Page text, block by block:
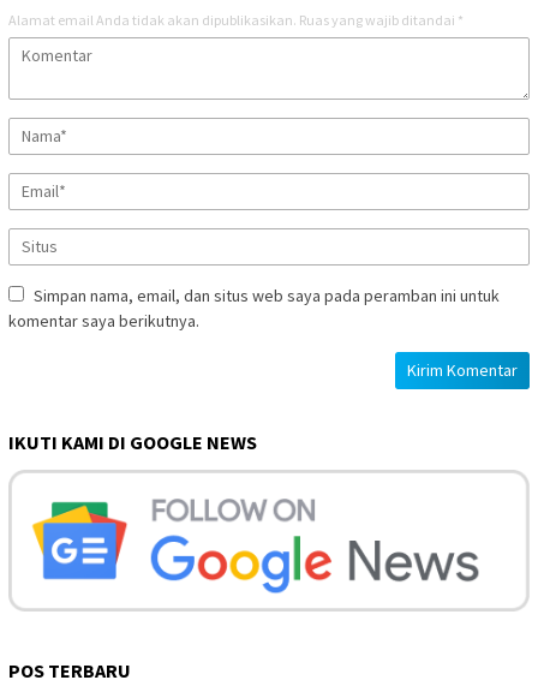
Alamat email Anda tidak akan dipublikasikan. Ruas yang wajib ditandai *
Simpan nama, email, dan situs web saya pada peramban ini untuk
komentar saya berikutnya.
IKUTI KAMI DI GOOGLE NEWS
POS TERBARU